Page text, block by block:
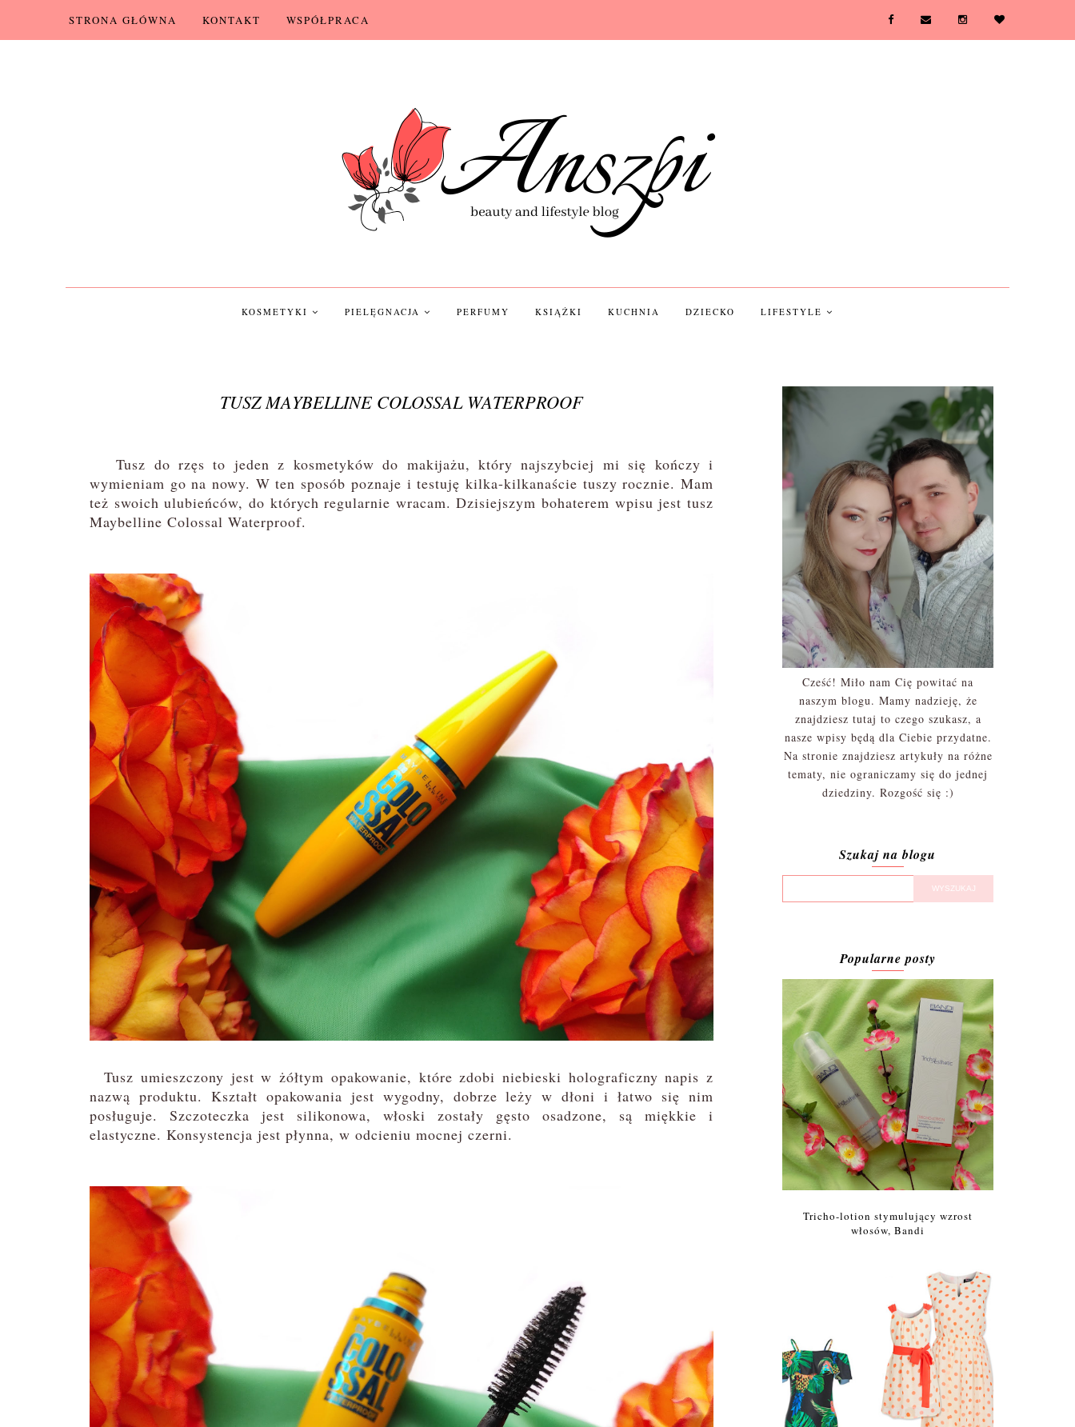
STRONA GŁÓWNA KONTAKT WSPÓŁPRACA
KOSMETYKI PIELĘGNACJA PERFUMY KSIĄŻKI KUCHNIA DZIECKO LIFESTYLE
TUSZ MAYBELLINE COLOSSAL WATERPROOF
Tusz do rzęs to jeden z kosmetyków do makijażu, który najszybciej mi się kończy i
wymieniam go na nowy. W ten sposób poznaje i testuję kilka-kilkanaście tuszy rocznie. Mam
też swoich ulubieńców, do których regularnie wracam. Dzisiejszym bohaterem wpisu jest tusz
Maybelline Colossal Waterproof.
Tusz umieszczony jest w żółtym opakowanie, które zdobi niebieski holograficzny napis z
nazwą produktu. Kształt opakowania jest wygodny, dobrze leży w dłoni i łatwo się nim
posługuje. Szczoteczka jest silikonowa, włoski zostały gęsto osadzone, są miękkie i
elastyczne. Konsystencja jest płynna, w odcieniu mocnej czerni.
Cześć! Miło nam Cię powitać na
naszym blogu. Mamy nadzieję, że
znajdziesz tutaj to czego szukasz, a
nasze wpisy będą dla Ciebie przydatne.
Na stronie znajdziesz artykuły na różne
tematy, nie ograniczamy się do jednej
dziedziny. Rozgość się :)
Szukaj na blogu
Popularne posty
Tricho-lotion stymulujący wzrost
włosów, Bandi